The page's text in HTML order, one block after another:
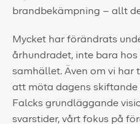
brandbekämpning – allt
Mycket har förändrats
århundradet, inte bara hos
samhället. Även om vi har
att möta dagens skiftande
Falcks grundläggande
svarstider, vårt fokus på